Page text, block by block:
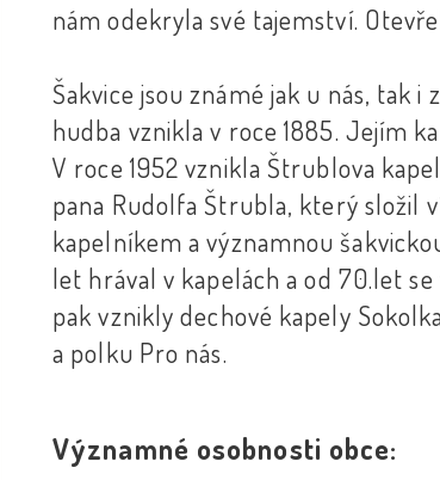
nám odekryla své tajemství.
Šakvice jsou známé jak u nás, tak
hudba vznikla v roce 1885. Jejím
V roce 1952 vznikla Štrublova
pana Rudolfa Štrubla, který složil
kapelníkem a významnou
let hrával v kapelách a od 70.let
pak vznikly dechové kapely
a polku Pro nás.
Významné osobnosti obce: